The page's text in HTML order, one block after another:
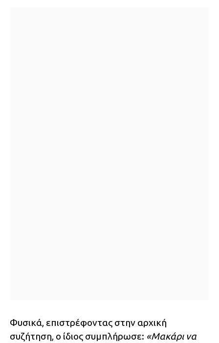
Φυσικά, επιστρέφοντας στην αρχική
συζήτηση, ο ίδιος συμπλήρωσε: «Μακάρι να